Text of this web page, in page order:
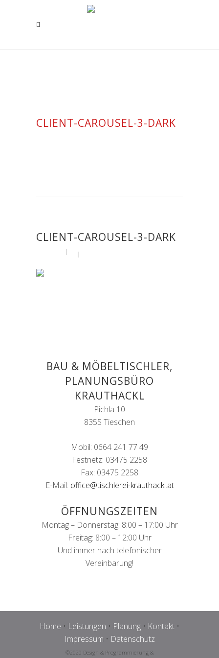
CLIENT-CAROUSEL-3-DARK
CLIENT-CAROUSEL-3-DARK
BAU & MÖBELTISCHLER,
PLANUNGSBÜRO
KRAUTHACKL
Pichla 10
8355 Tieschen
Mobil: 0664 241 77 49
Festnetz: 03475 2258
Fax: 03475 2258
E-Mail: office@tischlerei-krauthackl.at
ÖFFNUNGSZEITEN
Montag – Donnerstag: 8:00 – 17:00 Uhr
Freitag: 8:00 – 12:00 Uhr
Und immer nach telefonischer
Vereinbarung!
Home • Leistungen • Planung • Kontakt •
Impressum • Datenschutz
©2020 Design & Programmierung &